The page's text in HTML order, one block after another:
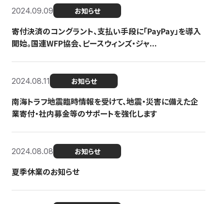
2024.09.09 お知らせ
寄付決済のコングラント、支払い手段に「PayPay」を導入
開始。国連WFP協会、ピースウィンズ・ジャ...
2024.08.11 お知らせ
南海トラフ地震臨時情報を受けて、地震・災害に備えた企
業寄付・社内募金等のサポートを強化します
2024.08.08 お知らせ
夏季休業のお知らせ